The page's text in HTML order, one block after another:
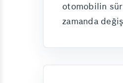
otomobilin
zamanda